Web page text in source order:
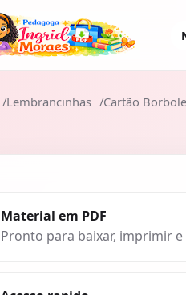
Lembrancinhas Cartão
Material em PDF
Pronto para baixar, imprimir e